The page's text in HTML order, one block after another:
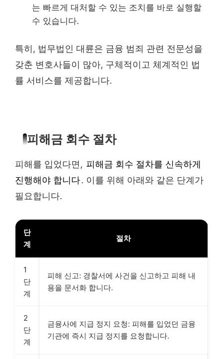
는 빠르게 대처할 수 있는 조치를 바로 실행할
수 있습니다.
특히, 법무법인 대륜은 금융 범죄 관련 전문성을
갖춘 변호사들이 많아, 구체적이고 체계적인 법
률 서비스를 제공합니다.
피해금 회수 절차
피해를 입었다면, 피해금 회수 절차를 신속하게
진행해야 합니다. 이를 위해 아래와 같은 단계가
필요합니다.
단
계
절차
1
단
계
피해 신고: 경찰서에 사건을 신고하고 피해 내
용을 문서화 합니다.
2
단
계
금융사에 지급 정지 요청: 피해를 입었던 금융
기관에 즉시 지급 정지를 요청합니다.